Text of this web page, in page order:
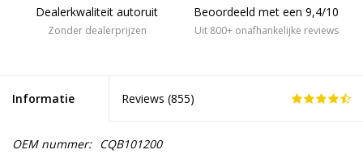
Dealerkwaliteit autoruit
Zonder dealerprijzen
Beoordeeld met een 9,4/10
Uit 800+ onafhankelijke reviews
Informatie Reviews (855)
OEM nummer: CQB101200